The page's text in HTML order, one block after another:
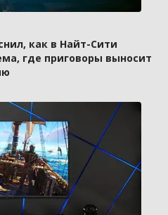
как в Найт-Сити
где приговоры выносит